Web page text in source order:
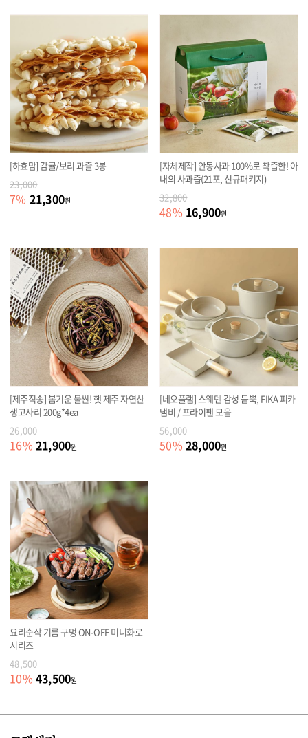
[하효맘] 감귤/보리 과즐 3봉
23,000
7% 21,300원
[자체제작] 안동사과 100%로 착즙한! 아
내의 사과즙(21포, 신규패키지)
32,800
48% 16,900원
[제주직송] 봄기운 물씬! 햇 제주 자연산
생고사리 200g*4ea
26,000
16% 21,900원
[네오플램] 스웨덴 감성 듬뿍, FIKA 피카
냄비 / 프라이팬 모음
56,000
50% 28,000원
요리순삭 기름 구멍 ON-OFF 미니화로
시리즈
48,500
10% 43,500원